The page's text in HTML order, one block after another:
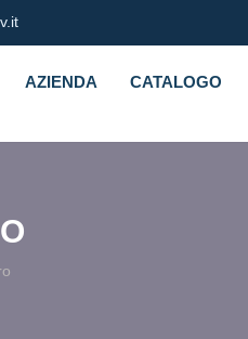
AZIENDA CATALOGO